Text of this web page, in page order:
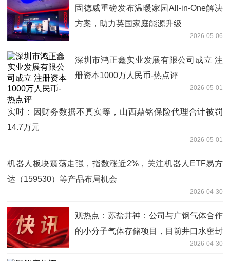
固德威重磅发布温暖家园All-in-One解决
方案，助力英国家庭能源升级
2026-05-06
深圳市鸿正鑫实业发展有限公司成立 注
册资本1000万人民币-热点评
2026-05-01
实时：因财务数据不真实等，山西鼎铭保险代理合计被罚
14.7万元
2026-05-01
机器人板块震荡走强，指数涨近2%，关注机器人ETF易方
达（159530）等产品布局机会
2026-04-30
观热点：苏盐井神：公司与广钢气体合作
的小分子气体存储项目，目前井口水密封
首轮测试已完成，关键设备已完成采购
2026-04-30